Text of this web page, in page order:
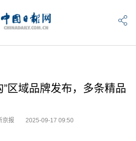
”区域品牌发布，多条精品
京报 2025-09-17 09:50